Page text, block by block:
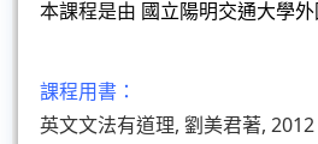
本課程是由 國立陽明交通大學
課程用書：
英文文法有道理, 劉美君著,